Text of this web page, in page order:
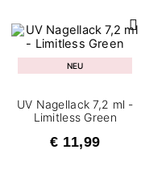
NEU
UV Nagellack 7,2 ml -
Limitless Green
€ 11,99